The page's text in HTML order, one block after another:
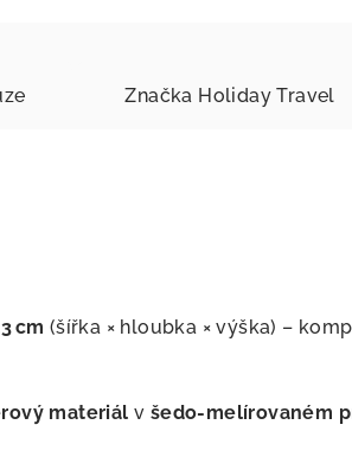
Značka Holiday Travel
cm (šířka × hloubka × výška) –
materiál v šedo‑melírovaném